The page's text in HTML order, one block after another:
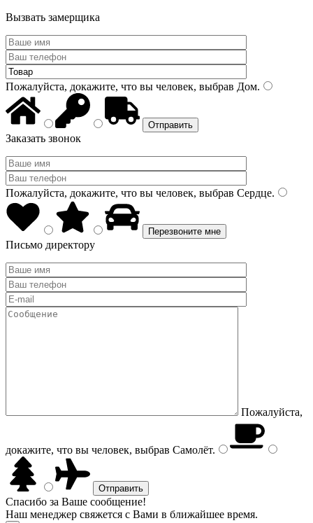
Вызвать замерщика
Пожалуйста, докажите, что вы человек, выбрав Дом.
Заказать звонок
Пожалуйста, докажите, что вы человек, выбрав Сердце.
Письмо директору
Пожалуйста,
докажите, что вы человек, выбрав Самолёт.
Спасибо за Ваше сообщение!
Наш менеджер свяжется с Вами в ближайшее время.